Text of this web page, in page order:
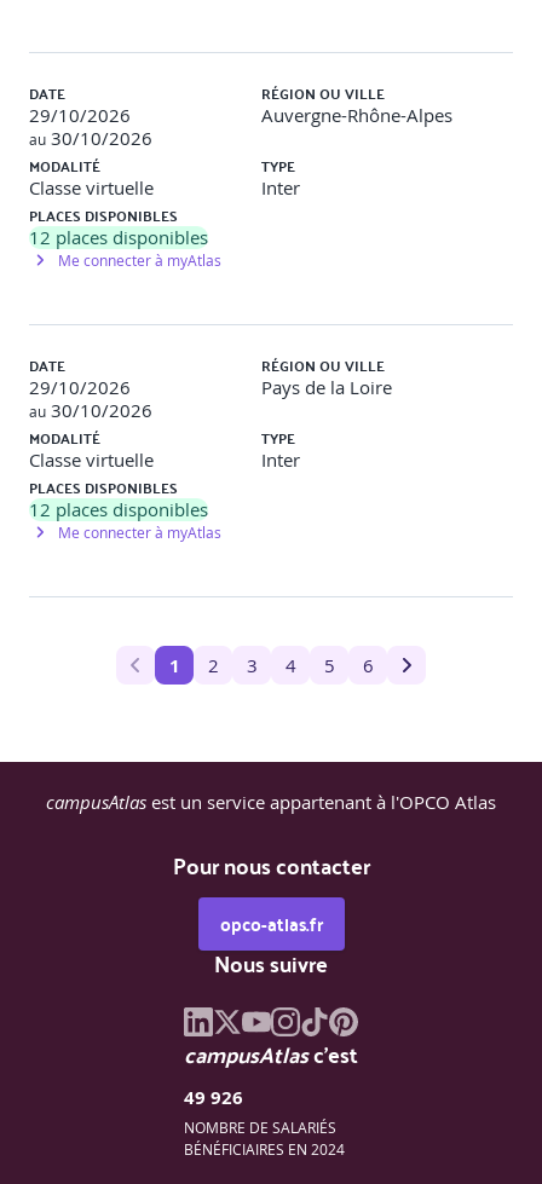
DATE
29/10/2026
au 30/10/2026
RÉGION OU VILLE
Auvergne-Rhône-Alpes
MODALITÉ
Classe virtuelle
TYPE
Inter
PLACES DISPONIBLES
12 places disponibles
Me connecter à myAtlas
DATE
29/10/2026
au 30/10/2026
RÉGION OU VILLE
Pays de la Loire
MODALITÉ
Classe virtuelle
TYPE
Inter
PLACES DISPONIBLES
12 places disponibles
Me connecter à myAtlas
1 2 3 4 5 6
campusAtlas est un service appartenant à l'OPCO Atlas
Pour nous contacter
opco-atlas.fr
Nous suivre
campusAtlasc'est
49 926
NOMBRE DE SALARIÉS
BÉNÉFICIAIRES EN 2024